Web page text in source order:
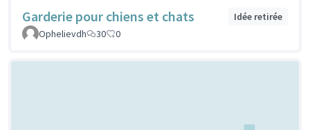
Garderie pour chiens et chats
Idée retirée
Ophelievdh
30 0